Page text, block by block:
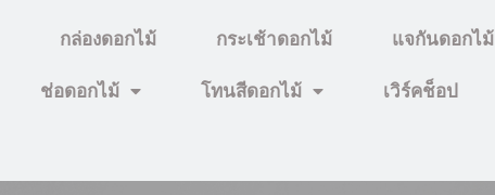
กล่องดอกไม้ กระเช้าดอกไม้ แจกันดอกไม้
ช่อดอกไม้ โทนสีดอกไม้ เวิร์คช็อป